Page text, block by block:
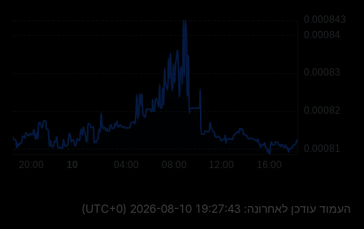
העמוד עודכן לאחרונה: 2026-08-10 19:27:43
(UTC+0)